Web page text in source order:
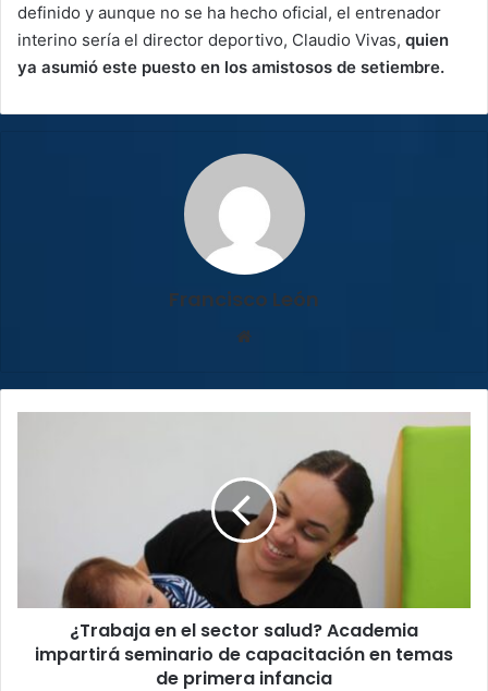
definido y aunque no se ha hecho oficial, el entrenador
interino sería el director deportivo, Claudio Vivas, quien
ya asumió este puesto en los amistosos de setiembre.
Francisco León
seminario
de
capacitación¿Trabaja en el sector salud? Academia
impartirá seminario de capacitación en temas
de primera infancia